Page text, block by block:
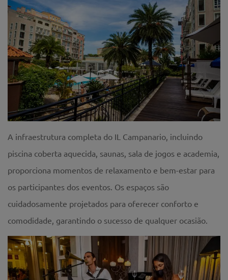
A infraestrutura completa do IL Campanario, incluindo
piscina coberta aquecida, saunas, sala de jogos e academia,
proporciona momentos de relaxamento e bem-estar para
os participantes dos eventos. Os espaços são
cuidadosamente projetados para oferecer conforto e
comodidade, garantindo o sucesso de qualquer ocasião.